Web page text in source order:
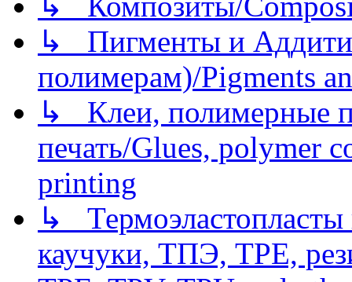
↳ Пигменты и
полимерам)/Pigments
↳ Клеи, полимерные
печать/Glues, polymer
printing
↳
каучуки, ТПЭ, TPE,